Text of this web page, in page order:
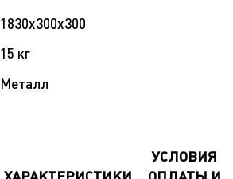
1830x300x300
15 кг
Металл
УСЛОВИЯ